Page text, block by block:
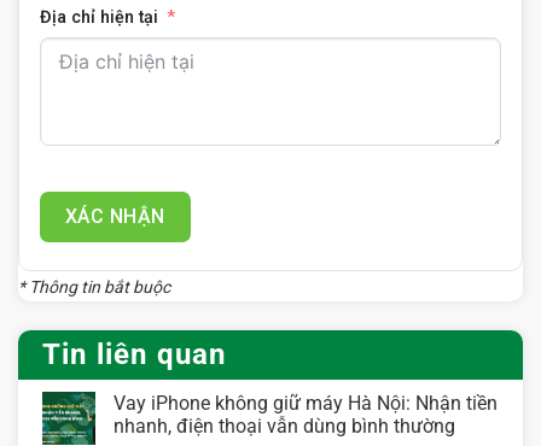
Địa chỉ hiện tại
XÁC NHẬN
* Thông tin bắt buộc
Tin liên quan
Vay iPhone không giữ máy Hà Nội: Nhận tiền
nhanh, điện thoại vẫn dùng bình thường